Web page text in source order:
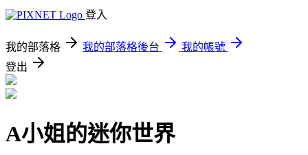
登入
我的部落格 我的部落格後台
我的帳號
登出
A小姐的迷你世界